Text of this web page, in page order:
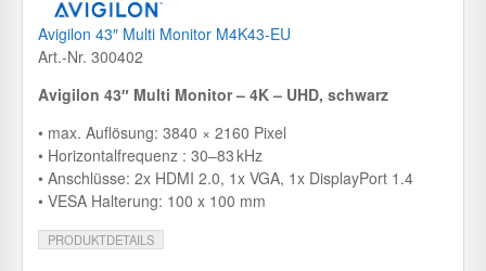
Avigilon 43″ Multi Monitor M4K43-EU
Art.-Nr. 300402
Avigilon 43″ Multi Monitor – 4K – UHD, schwarz
• max. Auflösung: 3840 × 2160 Pixel
• Horizontalfrequenz : 30–83 kHz
• Anschlüsse: 2x HDMI 2.0, 1x VGA, 1x DisplayPort 1.4
• VESA Halterung: 100 x 100 mm
PRODUKTDETAILS